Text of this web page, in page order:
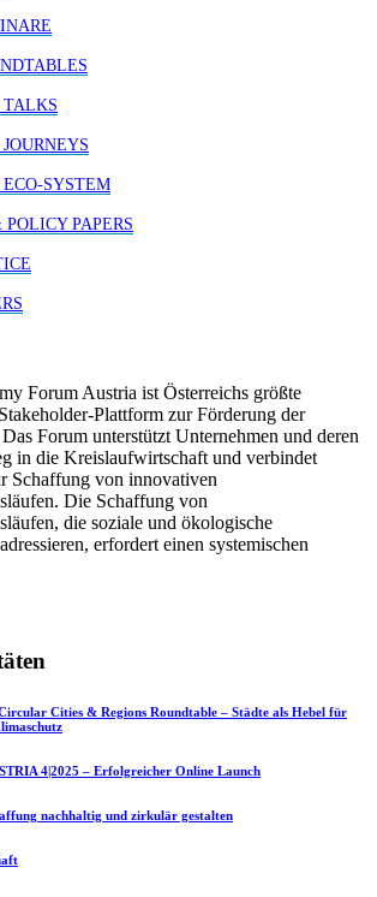
TALKS
SYSTEM
PAPERS
Forum Austria ist Österreichs größte
Plattform zur Förderung der
Forum unterstützt Unternehmen und deren
in die Kreislaufwirtschaft und verbindet
Schaffung von innovativen
Die Schaffung von
die soziale und ökologische
erfordert einen systemischen
Cities & Regions Roundtable – Städte als Hebel für
4|2025 – Erfolgreicher Online Launch
nachhaltig und zirkulär gestalten